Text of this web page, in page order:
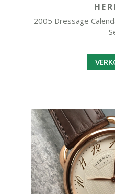
2005 Dressage